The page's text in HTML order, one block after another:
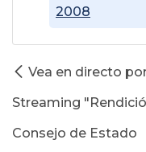
2008
Vea en directo
Streaming
Consejo de Estado